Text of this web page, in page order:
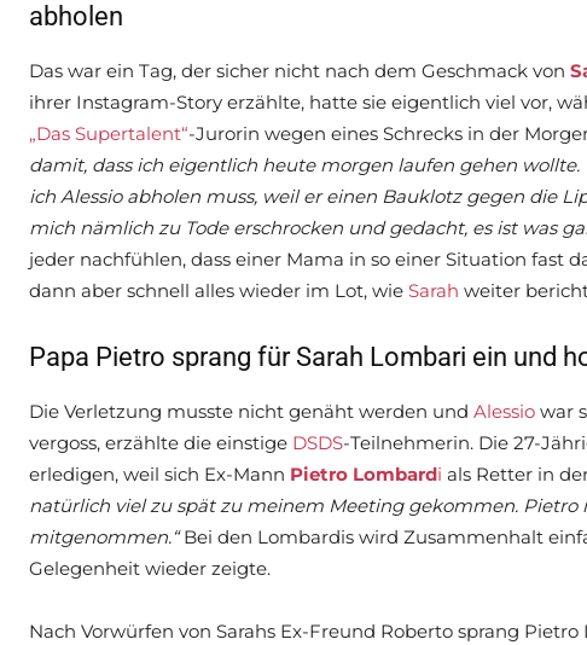
abholen
Das war ein Tag, der sicher nicht nach dem Geschmack von
ihrer Instagram-Story erzählte, hatte sie eigentlich viel vor,
„Das Supertalent“-Jurorin wegen eines Schrecks in der
damit, dass ich eigentlich heute morgen laufen gehen
ich Alessio abholen muss, weil er einen Bauklotz gegen die
mich nämlich zu Tode erschrocken und gedacht, es ist was
jeder nachfühlen, dass einer Mama in so einer Situation fast
dann aber schnell alles wieder im Lot, wie Sarah weiter
Papa Pietro sprang für Sarah Lombari ein und
Die Verletzung musste nicht genäht werden und Alessio war
vergoss, erzählte die einstige DSDS-Teilnehmerin. Die 27-
erledigen, weil sich Ex-Mann Pietro Lombardi als Retter in
natürlich viel zu spät zu meinem Meeting gekommen.
mitgenommen.“Bei den Lombardis wird Zusammenhalt
Gelegenheit wieder zeigte.
Nach Vorwürfen von Sarahs Ex-Freund Roberto sprang